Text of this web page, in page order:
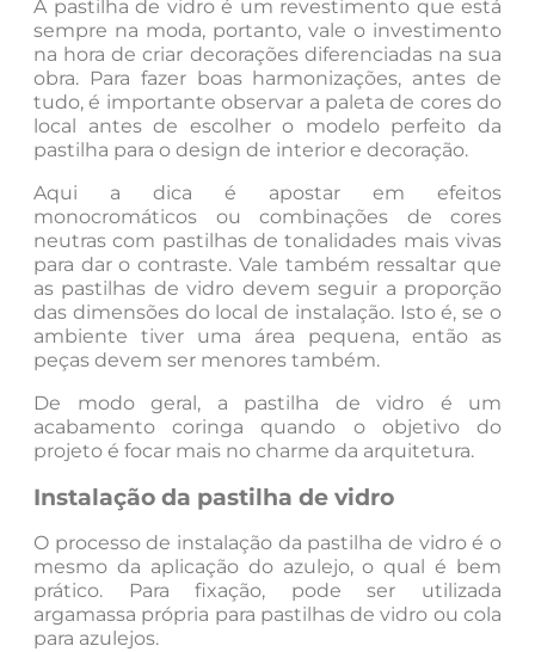
A pastilha de vidro é um revestimento que está
sempre na moda, portanto, vale o investimento
na hora de criar decorações diferenciadas na sua
obra. Para fazer boas harmonizações, antes de
tudo, é importante observar a paleta de cores do
local antes de escolher o modelo perfeito da
pastilha para o design de interior e decoração.
Aqui a dica é apostar em efeitos
monocromáticos ou combinações de cores
neutras com pastilhas de tonalidades mais vivas
para dar o contraste. Vale também ressaltar que
as pastilhas de vidro devem seguir a proporção
das dimensões do local de instalação. Isto é, se o
ambiente tiver uma área pequena, então as
peças devem ser menores também.
De modo geral, a pastilha de vidro é um
acabamento coringa quando o objetivo do
projeto é focar mais no charme da arquitetura.
Instalação da pastilha de vidro
O processo de instalação da pastilha de vidro é o
mesmo da aplicação do azulejo, o qual é bem
prático. Para fixação, pode ser utilizada
argamassa própria para pastilhas de vidro ou cola
para azulejos.